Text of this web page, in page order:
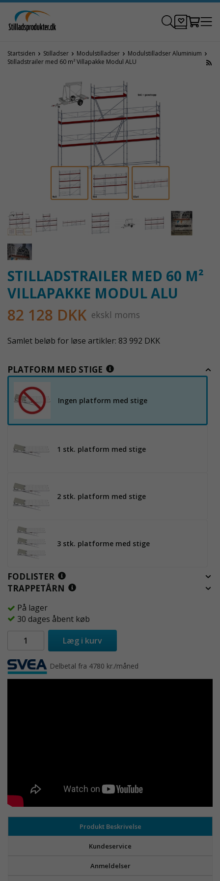
Startsiden Stilladser Modulstilladser
Modulstilladser Aluminium
Stilladstrailer med 60 m² Villapakke Modul ALU
STILLADSTRAILER MED 60 M²
VILLAPAKKE MODUL ALU
82 128 DKK ekskl moms
Samlet beløb for løse artikler: 83 992 DKK
PLATFORM MED STIGE
Ingen platform med stige
1 stk. platform med stige
2 stk. platform med stige
3 stk. platforme med stige
FODLISTER
TRAPPETÅRN
På lager
30 dages åbent køb
Læg i kurv
Delbetal fra 4780 kr./måned
Produkt Beskrivelse
Kundeservice
Anmeldelser